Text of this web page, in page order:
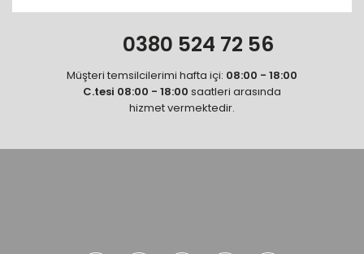
0380 524 72 56
Müşteri temsilcilerimi hafta içi: 08:00 - 18:00
C.tesi 08:00 - 18:00 saatleri arasında
hizmet vermektedir.